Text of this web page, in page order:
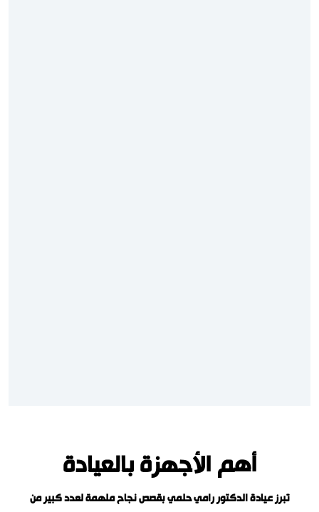
أهم الأجهزة بالعيادة
تبرز عيادة الدكتور رامي حلمي بقصص نجاح ملهمة لعدد كبير من